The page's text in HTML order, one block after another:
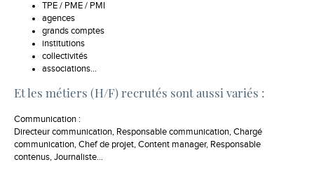
TPE / PME / PMI
agences
grands comptes
institutions
collectivités
associations…
Et les métiers (H/F) recrutés sont aussi variés :
Communication :
Directeur communication, Responsable communication, Chargé
communication, Chef de projet, Content manager, Responsable
contenus, Journaliste…